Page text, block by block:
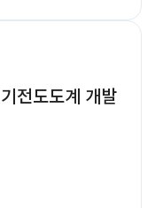
전도도계 개발